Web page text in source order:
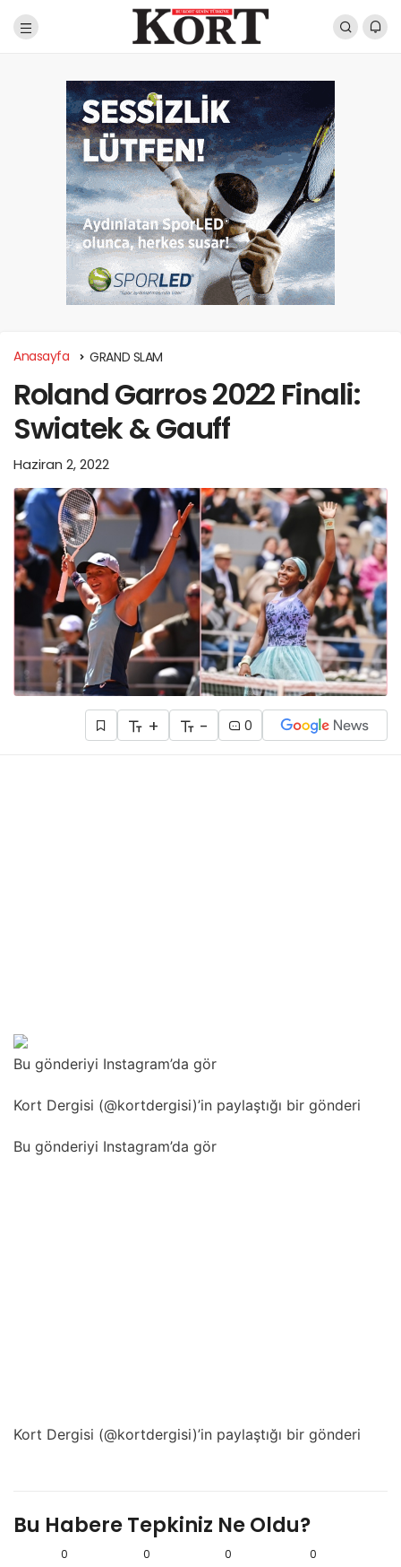
Anasayfa GRAND SLAM
Roland Garros 2022 Finali:
Swiatek & Gauff
Haziran 2, 2022
+ - 0
Bu gönderiyi Instagram’da gör
Kort Dergisi (@kortdergisi)’in paylaştığı bir gönderi
Bu gönderiyi Instagram’da gör
Kort Dergisi (@kortdergisi)’in paylaştığı bir gönderi
Bu Habere Tepkiniz Ne Oldu?
0 0 0 0